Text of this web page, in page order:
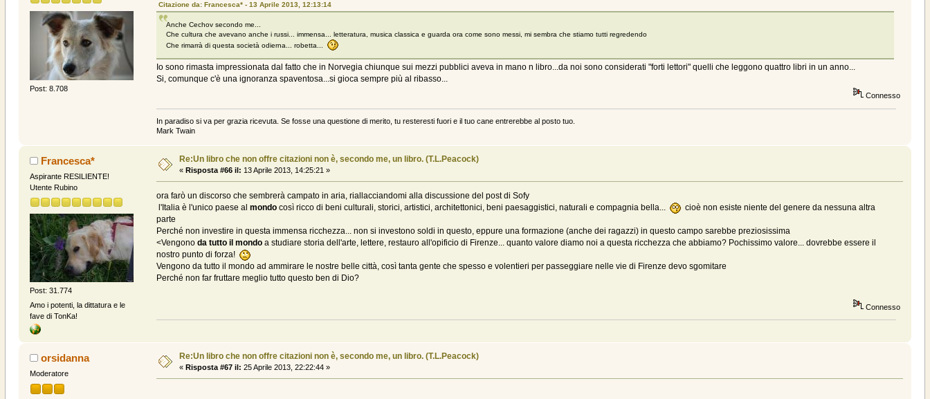
Post: 8.708
Citazione da: Francesca* - 13 Aprile 2013, 12:13:14
Anche Cechov secondo me...
Che cultura che avevano anche i russi... immensa... letteratura, musica classica e guarda ora come sono messi, mi sembra che stiamo tutti regredendo
Che rimarrà di questa società odierna... robetta...
Io sono rimasta impressionata dal fatto che in Norvegia chiunque sui mezzi pubblici aveva in mano n libro...da noi sono considerati "forti lettori" quelli che leggono quattro libri in un anno...
Si, comunque c'è una ignoranza spaventosa...si gioca sempre più al ribasso...
Connesso
In paradiso si va per grazia ricevuta. Se fosse una questione di merito, tu resteresti fuori e il tuo cane entrerebbe al posto tuo.
Mark Twain
Francesca*
Aspirante RESILIENTE!
Utente Rubino
Post: 31.774
Amo i potenti, la dittatura e le
fave di TonKa!
Re:Un libro che non offre citazioni non è, secondo me, un libro. (T.L.Peacock)
« Risposta #66 il: 13 Aprile 2013, 14:25:21 »
ora farò un discorso che sembrerà campato in aria, riallacciandomi alla discussione del post di Sofy
l'Italia è l'unico paese almondocosì ricco di beni culturali, storici, artistici, architettonici, beni paesaggistici, naturali e compagnia bella...
cioè non esiste niente del genere da nessuna altra
parte
Perché non investire in questa immensa ricchezza... non si investono soldi in questo, eppure una formazione (anche dei ragazzi) in questo campo sarebbe preziosissima
<Vengonoda tutto il mondo a studiare storia dell'arte, lettere, restauro all'opificio di Firenze... quanto valore diamo noi a questa ricchezza che abbiamo? Pochissimo valore... dovrebbe essere il
nostro punto di forza!
Vengono da tutto il mondo ad ammirare le nostre belle città, così tanta gente che spesso e volentieri per passeggiare nelle vie di Firenze devo sgomitare
Perché non far fruttare meglio tutto questo ben di Dio?
Connesso
orsidanna
Moderatore
Re:Un libro che non offre citazioni non è, secondo me, un libro. (T.L.Peacock)
« Risposta #67 il: 25 Aprile 2013, 22:22:44 »